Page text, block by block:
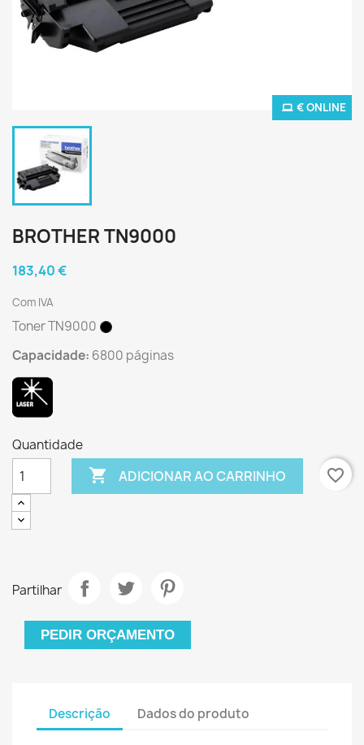
€ ONLINE
BROTHER TN9000
183,40 €
Com IVA
Toner TN9000
Capacidade: 6800 páginas
Quantidade
 ADICIONAR AO CARRINHO favorite_border
Partilhar
PEDIR ORÇAMENTO
Descrição Dados do produto